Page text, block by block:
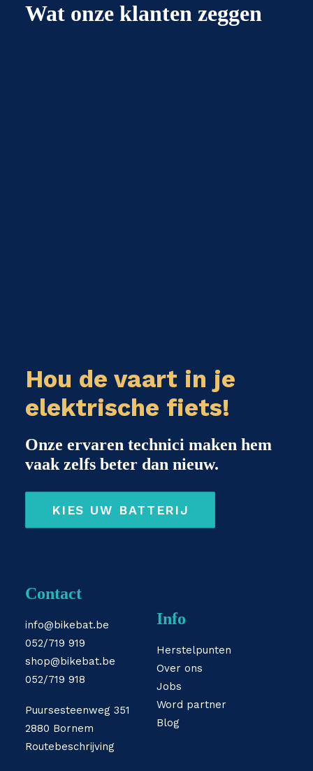
Wat onze klanten zeggen
Hou de vaart in je
elektrische fiets!
Onze ervaren technici maken hem
vaak zelfs beter dan nieuw.
KIES UW BATTERIJ
Contact
info@bikebat.be
052/719 919
shop@bikebat.be
052/719 918
Puursesteenweg 351
2880 Bornem
Routebeschrijving
Info
Herstelpunten
Over ons
Jobs
Word partner
Blog